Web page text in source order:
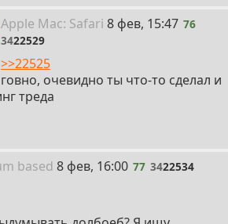
Apple Mac: Safari 76
8 фев, 15:47 76
3422529
>>22525
говно, очевидно ты что-то сделал и
треда
based 77
8 фев, 16:00 77 3422534